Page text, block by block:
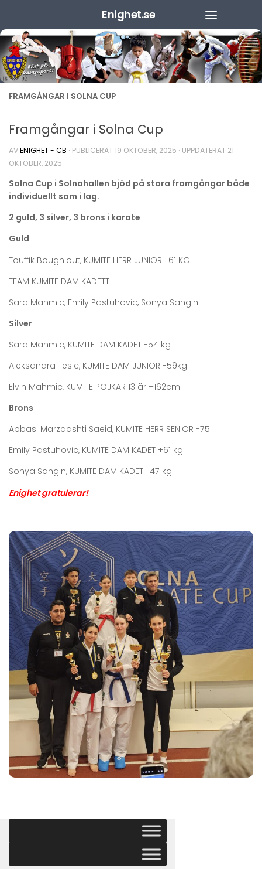
Enighet.se
FRAMGÅNGAR I SOLNA CUP
Framgångar i Solna Cup
AVENIGHET - CB · PUBLICERAT19 OKTOBER, 2025 · UPPDATERAT 21
OKTOBER, 2025
Solna Cup i Solnahallen bjöd på stora framgångar både
individuellt som i lag.
2 guld, 3 silver, 3 brons i karate
Guld
Touffik Boughiout, KUMITE HERR JUNIOR -61 KG
TEAM KUMITE DAM KADETT
Sara Mahmic, Emily Pastuhovic, Sonya Sangin
Silver
Sara Mahmic, KUMITE DAM KADET -54 kg
Aleksandra Tesic, KUMITE DAM JUNIOR -59kg
Elvin Mahmic, KUMITE POJKAR 13 år +162cm
Brons
Abbasi Marzdashti Saeid, KUMITE HERR SENIOR -75
Emily Pastuhovic, KUMITE DAM KADET +61 kg
Sonya Sangin, KUMITE DAM KADET -47 kg
Enighet gratulerar!